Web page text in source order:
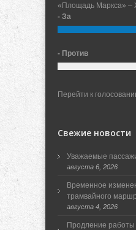
«Площадь Маркса» –
- За
- Против
Перейти к
Свежие новости
Уважаемые
августа 6, 2026
Временное
трамвайного
августа 4, 2026
Продление